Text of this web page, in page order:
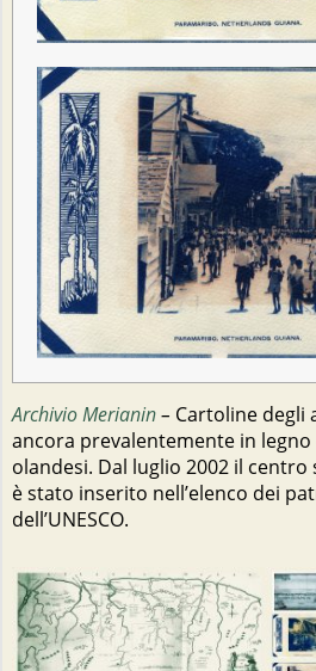
Archivio Merianin– Cartoline degli
ancora prevalentemente in
olandesi. Dal luglio 2002 il
è stato inserito nell’elenco dei
dell’UNESCO.